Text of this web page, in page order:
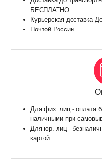
БЕСПЛАТНО
Курьерская доставка
Почтой России
Для физ. лиц - оплата
наличными при
Для юр. лиц -
картой